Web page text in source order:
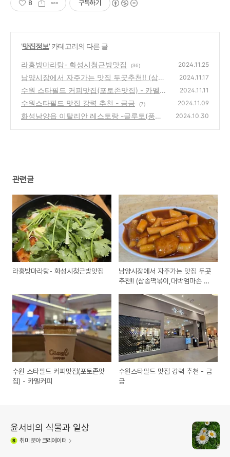
8 구독하기
'맛집정보' 카테고리의 다른 글
라홍방마라탕- 화성시청근방맛집 (36) 2024.11.25
남양시장에서 자주가는 맛집 두곳추천!! (삼송
떡볶이,대박엄마손 꼬마김밥)
(20)
2024.11.17
수원 스타필드 커피맛집(포토존맛집) - 카멜커
피
(12)
2024.11.11
수원스타필드 맛집 강력 추천 - 금금 (7) 2024.11.09
화성남양읍 이탈리안 레스토랑 -글루토(풍기
2024.10.30
관련글
라홍방마라탕- 화성시청근방맛집
남양시장에서 자주가는 맛집 두곳
추천!! (삼송떡볶이,대박엄마손 꼬
수원 스타필드 커피맛집(포토존맛
집) - 카멜커피
수원스타필드 맛집 강력 추천 - 금
금
윤서비의 식물과 일상
취미 분야 크리에이터